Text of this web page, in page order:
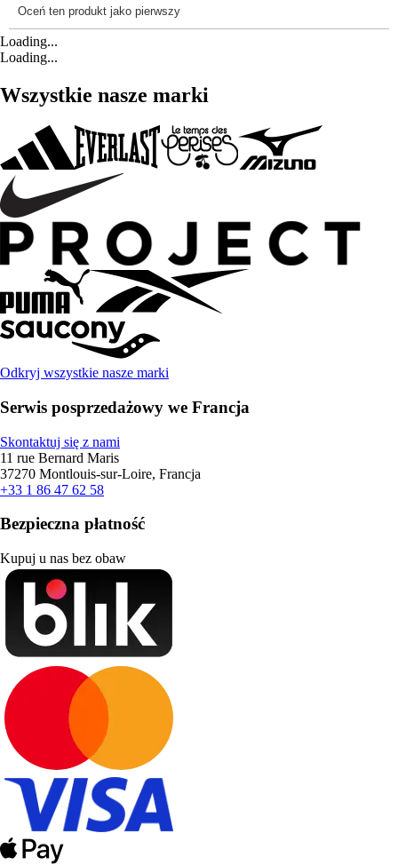
Loading...
Loading...
Wszystkie nasze marki
Odkryj wszystkie nasze marki
Serwis posprzedażowy we Francja
Skontaktuj się z nami
11 rue Bernard Maris
37270 Montlouis-sur-Loire, Francja
+33 1 86 47 62 58
Bezpieczna płatność
Kupuj u nas bez obaw